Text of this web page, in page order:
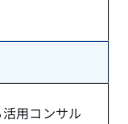
用コンサル